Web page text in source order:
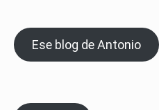
Ese blog de Antonio